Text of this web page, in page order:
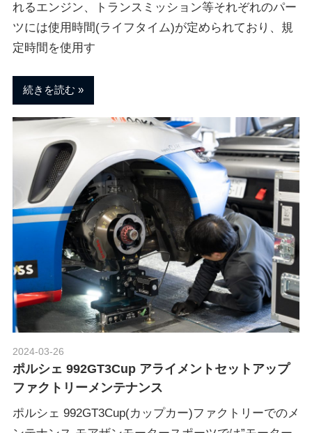
o
s
p
o
r
t
ポ
ル
シ
C
U
チ
ニ
ン
ス
レ
ー
ト
な
を
ご
紹
介
た
れるエンジン、トランスミッション等それぞれのパー
ツには使用時間(ライフタイム)が定められており、規
定時間を使用す
続きを読む
2024-03-26
ポルシェ 992GT3Cup アライメントセットアップ
ファクトリーメンテナンス
ポルシェ 992GT3Cup(カップカー)ファクトリーでのメ